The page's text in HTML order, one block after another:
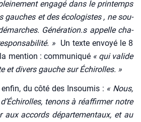
enga­gé dans le prin­temps
gauches et des éco­lo­gistes , ne sou­
Génération.s appelle cha­
» Un texte envoyé le 8
men­tion : com­mu­ni­qué « qui valide
et divers gauche sur Échi­rolles. »
du côté des Insou­mis : « Nous,
tenons à réaf­fir­mer notre
aux accords dépar­te­men­taux, et au